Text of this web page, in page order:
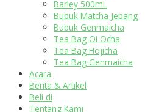
Barley 500mL
Bubuk Matcha Jepang
Bubuk Genmaicha
Tea Bag Oi Ocha
Tea Bag Hojicha
Tea Bag Genmaicha
Acara
Berita & Artikel
Beli di
Tentang Kami